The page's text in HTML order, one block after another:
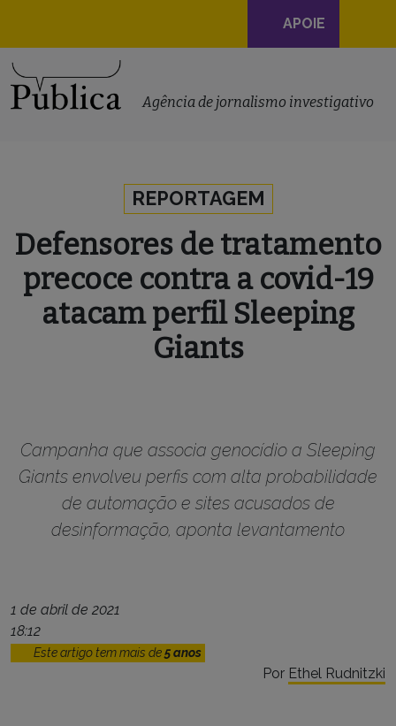
Navegação
principal
APOIE
Agência de jornalismo investigativo
REPORTAGEM
Defensores de tratamento
precoce contra a covid-19
atacam perfil Sleeping
Giants
Campanha que associa genocídio a Sleeping
Giants envolveu perfis com alta probabilidade
de automação e sites acusados de
desinformação, aponta levantamento
1 de abril de 2021
18:12
Este artigo tem mais de5 anos
Por Ethel Rudnitzki